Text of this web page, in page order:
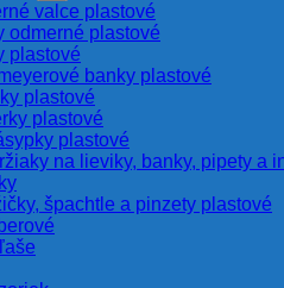
valce plastové
odmerné plastové
plastové
banky plastové
plastové
plastové
plastové
na lieviky, banky, pipety a
špachtle a pinzety plastové